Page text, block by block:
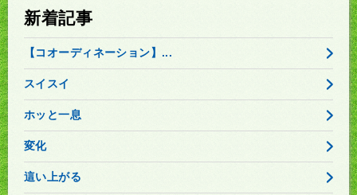
新着記事
【コオーディネーション】...
スイスイ
ホッと一息
変化
這い上がる